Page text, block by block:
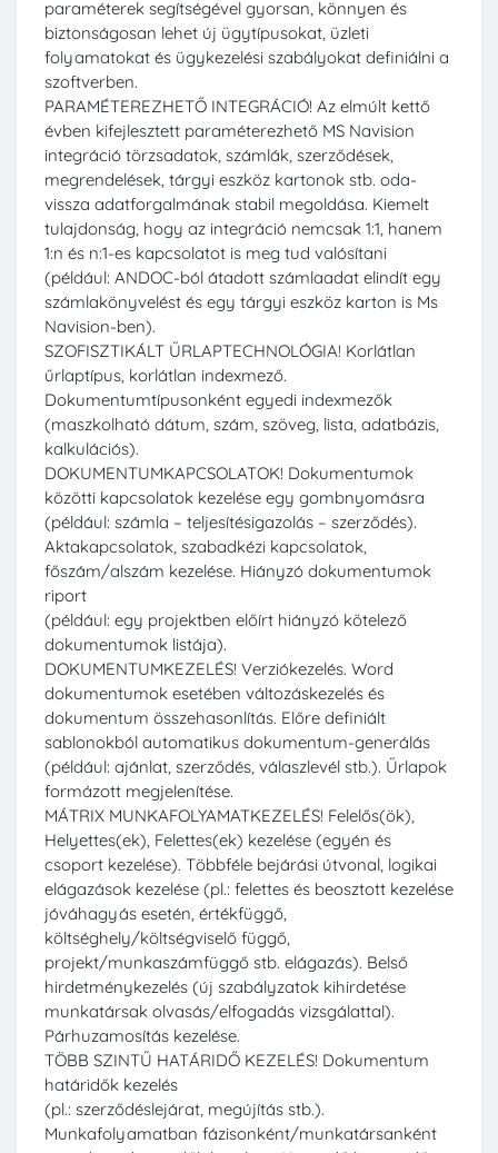
paraméterek segítségével gyorsan, könnyen és
biztonságosan lehet új ügytípusokat, üzleti
folyamatokat és ügykezelési szabályokat definiálni a
szoftverben.
PARAMÉTEREZHETŐ INTEGRÁCIÓ! Az elmúlt kettő
évben kifejlesztett paraméterezhető MS Navision
integráció törzsadatok, számlák, szerződések,
megrendelések, tárgyi eszköz kartonok stb. oda-
vissza adatforgalmának stabil megoldása. Kiemelt
tulajdonság, hogy az integráció nemcsak 1:1, hanem
1:n és n:1-es kapcsolatot is meg tud valósítani
(például: ANDOC-ból átadott számlaadat elindít egy
számlakönyvelést és egy tárgyi eszköz karton is Ms
Navision-ben).
SZOFISZTIKÁLT ŰRLAPTECHNOLÓGIA! Korlátlan
űrlaptípus, korlátlan indexmező.
Dokumentumtípusonként egyedi indexmezők
(maszkolható dátum, szám, szöveg, lista, adatbázis,
kalkulációs).
DOKUMENTUMKAPCSOLATOK! Dokumentumok
közötti kapcsolatok kezelése egy gombnyomásra
(például: számla – teljesítésigazolás – szerződés).
Aktakapcsolatok, szabadkézi kapcsolatok,
főszám/alszám kezelése. Hiányzó dokumentumok
riport
(például: egy projektben előírt hiányzó kötelező
dokumentumok listája).
DOKUMENTUMKEZELÉS! Verziókezelés. Word
dokumentumok esetében változáskezelés és
dokumentum összehasonlítás. Előre definiált
sablonokból automatikus dokumentum-generálás
(például: ajánlat, szerződés, válaszlevél stb.). Űrlapok
formázott megjelenítése.
MÁTRIX MUNKAFOLYAMATKEZELÉS! Felelős(ök),
Helyettes(ek), Felettes(ek) kezelése (egyén és
csoport kezelése). Többféle bejárási útvonal, logikai
elágazások kezelése (pl.: felettes és beosztott kezelése
jóváhagyás esetén, értékfüggő,
költséghely/költségviselő függő,
projekt/munkaszámfüggő stb. elágazás). Belső
hirdetménykezelés (új szabályzatok kihirdetése
munkatársak olvasás/elfogadás vizsgálattal).
Párhuzamosítás kezelése.
TÖBB SZINTŰ HATÁRIDŐ KEZELÉS! Dokumentum
határidők kezelés
(pl.: szerződéslejárat, megújítás stb.).
Munkafolyamatban fázisonként/munkatársanként